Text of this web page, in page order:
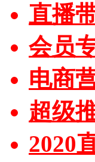
直播
会员
电商
超级
2020